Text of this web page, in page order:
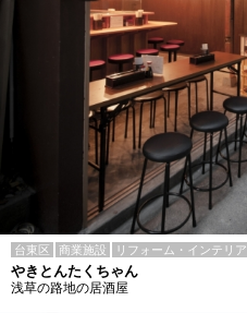
台東区 商業施設 リフォーム・インテリア
やきとんたくちゃん
浅草の路地の居酒屋